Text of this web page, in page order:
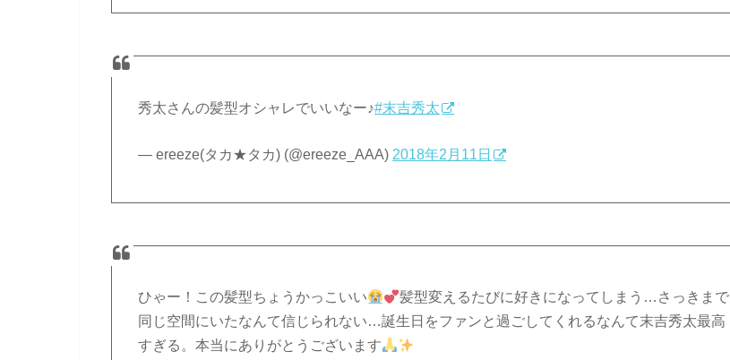
秀太さんの髪型オシャレでいいなー♪#末吉秀太
— ereeze(タカ★タカ) (@ereeze_AAA) 2018年2月11日
ひゃー！この髪型ちょうかっこいい
髪型変えるたびに好きになってしまう…さっきまで
同じ空間にいたなんて信じられない…誕生日をファンと過ごしてくれるなんて末吉秀太最高
すぎる。本当にありがとうございます